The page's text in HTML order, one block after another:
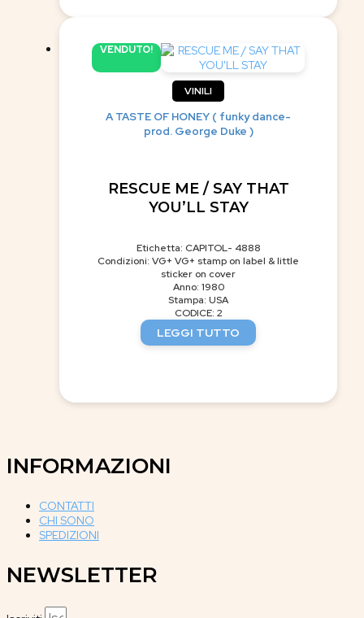
VENDUTO!
VINILI
A TASTE OF HONEY ( funky dance-
prod. George Duke )
RESCUE ME / SAY THAT
YOU’LL STAY
Etichetta: CAPITOL- 4888
Condizioni: VG+ VG+ stamp on label & little
sticker on cover
Anno: 1980
Stampa: USA
CODICE: 2
LEGGI TUTTO
INFORMAZIONI
CONTATTI
CHI SONO
SPEDIZIONI
NEWSLETTER